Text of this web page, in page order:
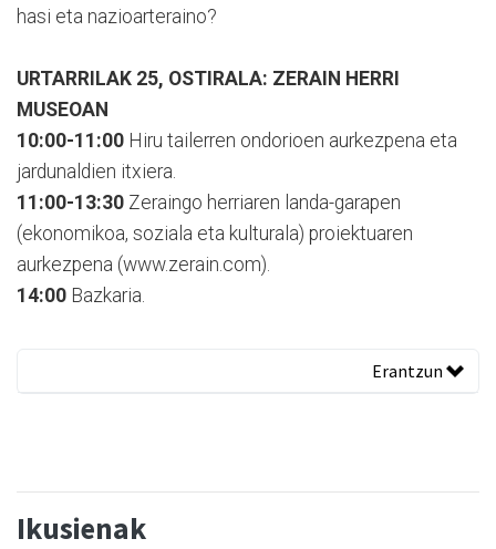
hasi eta nazioarteraino?
URTARRILAK 25, OSTIRALA: ZERAIN HERRI
MUSEOAN
10:00-11:00 Hiru tailerren ondorioen aurkezpena eta
jardunaldien itxiera.
11:00-13:30 Zeraingo herriaren landa-garapen
(ekonomikoa, soziala eta kulturala) proiektuaren
aurkezpena (www.zerain.com).
14:00 Bazkaria.
Erantzun
Ikusienak